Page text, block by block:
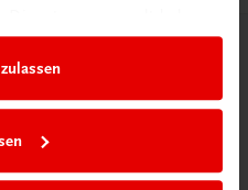
bei TRAUNER!